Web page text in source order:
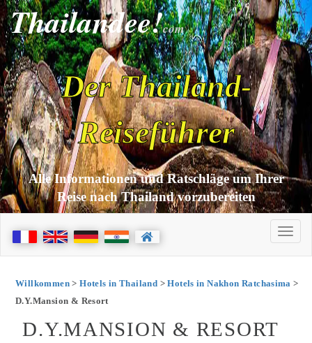
Thailandee!com
Der Thailand-
Reiseführer
Alle Informationen und Ratschläge um Ihrer
Reise nach Thailand vorzubereiten
Willkommen>Hotels in Thailand >Hotels in Nakhon Ratchasima >
D.Y.Mansion & Resort
D.Y.MANSION & RESORT